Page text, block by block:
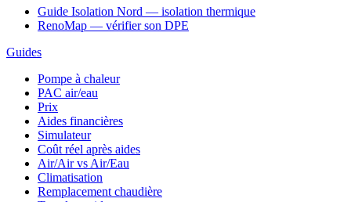
Guide Isolation Nord — isolation thermique
RenoMap — vérifier son DPE
Guides
Pompe à chaleur
PAC air/eau
Prix
Aides financières
Simulateur
Coût réel après aides
Air/Air vs Air/Eau
Climatisation
Remplacement chaudière